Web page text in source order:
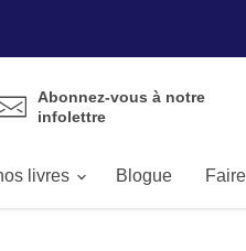
Abonnez-vous à notre
infolettre
livres Blogue